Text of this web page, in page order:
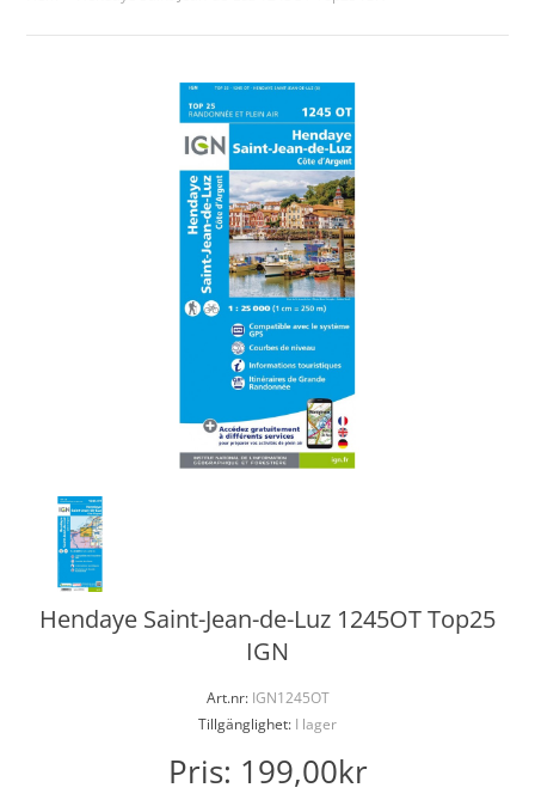
Hendaye Saint-Jean-de-Luz 1245OT Top25
IGN
Art.nr:IGN1245OT
Tillgänglighet: I lager
Pris: 199,00kr